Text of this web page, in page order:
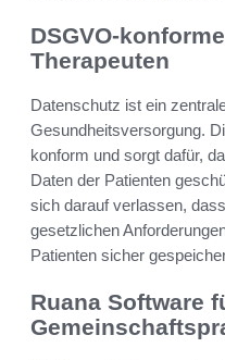
DSGVO-
Therapeuten
Datenschutz ist ein
Gesundheitsversorgung.
konform und sorgt dafür,
Daten der Patienten
sich darauf verlassen,
gesetzlichen
Patienten sicher
Ruana Software